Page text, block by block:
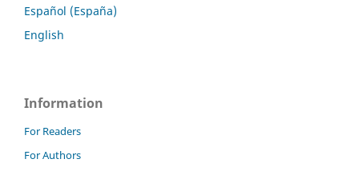
Español (España)
English
Information
For Readers
For Authors